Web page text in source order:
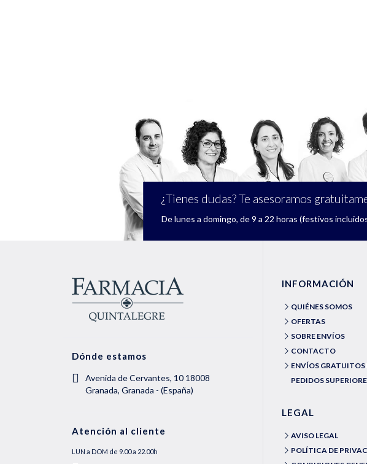
¿Tienes dudas? Te asesoramos
De lunes a domingo, de 9 a 22 horas (festivos
Dónde estamos
Avenida de Cervantes, 10 18008
Granada, Granada - (España)
Atención al cliente
LUN a DOM de 9.00 a 22.00h
INFORMACIÓN
QUIÉNES SOMOS
OFERTAS
SOBRE ENVÍOS
CONTACTO
ENVÍOS GRATUITOS
PEDIDOS
LEGAL
AVISO LEGAL
POLÍTICA DE